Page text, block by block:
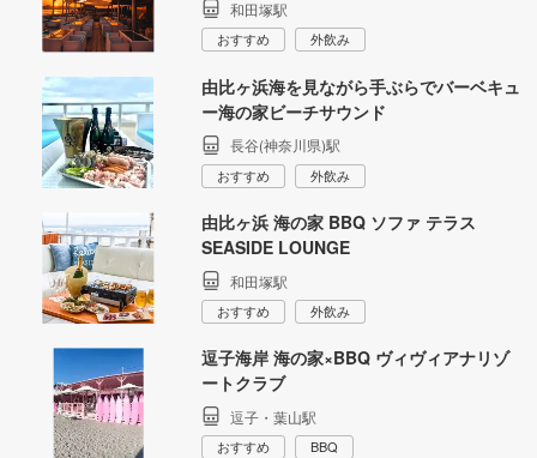
和田塚駅
おすすめ 外飲み
由比ヶ浜海を見ながら手ぶらでバーベキュ
ー海の家ビーチサウンド
長谷(神奈川県)駅
おすすめ 外飲み
由比ヶ浜 海の家 BBQ ソファ テラス
SEASIDE LOUNGE
和田塚駅
おすすめ 外飲み
逗子海岸 海の家×BBQ ヴィヴィアナリゾ
ートクラブ
逗子・葉山駅
おすすめ BBQ